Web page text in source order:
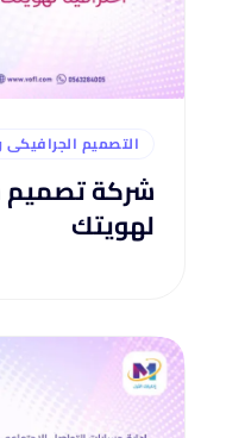
التصميم الجرافيكى
شركة تصميم
لهويتك